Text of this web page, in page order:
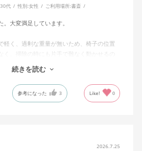
30代 性別:女性 ご利用場所:書斎
大変満足しています。
軽く、過剰な重量が無いため、椅子の位置
く、掃除の時にも片手で難なく動かせるの
せん。
ハリがあり、沈み込みすぎないところが気
画像通りのアッシュブルーで、部屋の差し
ング用を選びました。とにかく動きが滑ら
り会えてとても嬉しいです。
続きを読む
参考になった 3 Like! 0
2026.7.25